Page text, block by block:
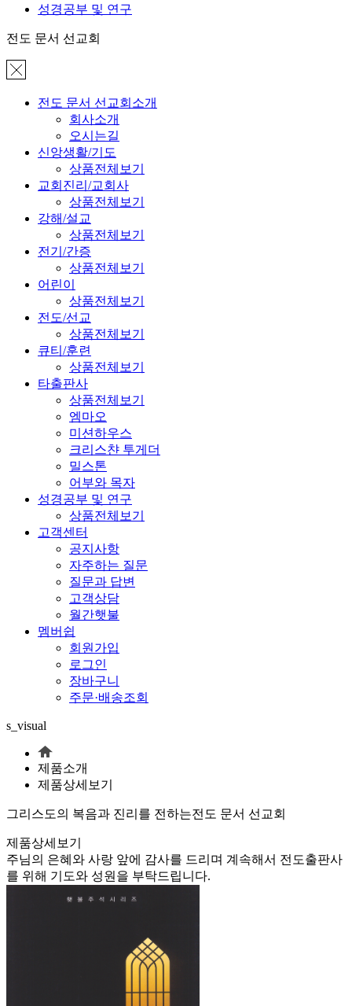
성경공부 및 연구
전도 문서 선교회
전도 문서 선교회소개
회사소개
오시는길
신앙생활/기도
상품전체보기
교회진리/교회사
상품전체보기
강해/설교
상품전체보기
전기/간증
상품전체보기
어린이
상품전체보기
전도/선교
상품전체보기
큐티/훈련
상품전체보기
타출판사
상품전체보기
엠마오
미션하우스
크리스챤 투게더
밀스톤
어부와 목자
성경공부 및 연구
상품전체보기
고객센터
공지사항
자주하는 질문
질문과 답변
고객상담
월간햇불
멤버쉽
회원가입
로그인
장바구니
주문·배송조회
s_visual
제품소개
제품상세보기
그리스도의 복음과 진리를 전하는전도 문서 선교회
제품상세보기
주님의 은혜와 사랑 앞에 감사를 드리며 계속해서 전도출판사
를 위해 기도와 성원을 부탁드립니다.